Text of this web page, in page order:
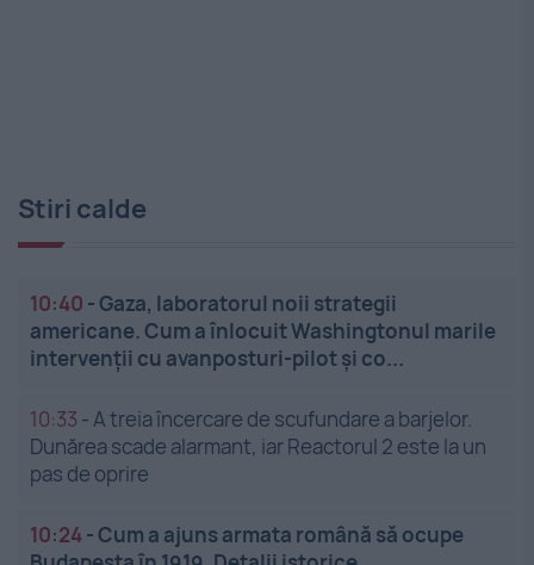
Stiri calde
10:40 -Gaza, laboratorul noii strategii
americane. Cum a înlocuit Washingtonul marile
intervenții cu avanposturi-pilot și co...
10:33 -A treia încercare de scufundare a barjelor.
Dunărea scade alarmant, iar Reactorul 2 este la un
pas de oprire
10:24-Cum a ajuns armata română să ocupe